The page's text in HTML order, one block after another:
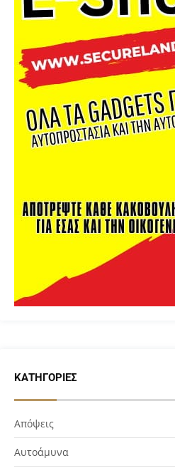
ΚΑΤΗΓΟΡΊΕΣ
Απόψεις
Αυτοάμυνα